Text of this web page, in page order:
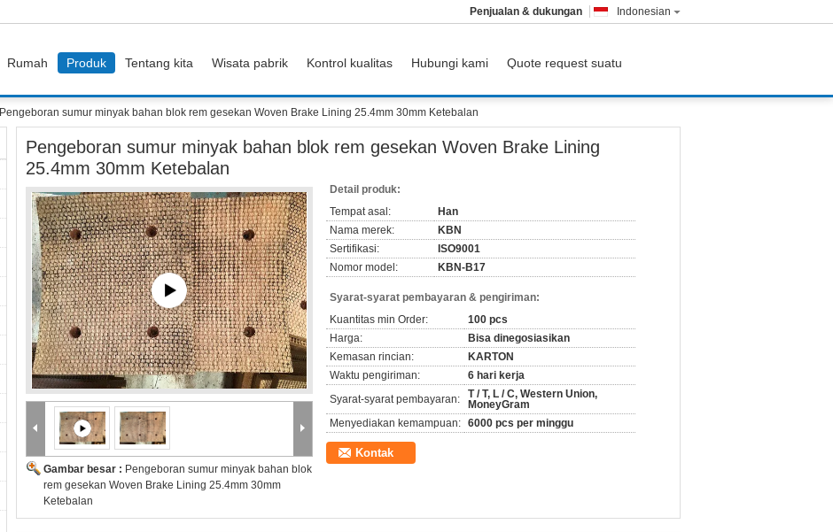
Indonesian
Penjualan & dukungan
Rumah Produk Tentang kita Wisata pabrik Kontrol kualitas Hubungi kami Quote request suatu
Pengeboran sumur minyak bahan blok rem gesekan Woven Brake Lining 25.4mm 30mm Ketebalan
Pengeboran sumur minyak bahan blok rem gesekan Woven Brake Lining
25.4mm 30mm Ketebalan
Gambar besar : Pengeboran sumur minyak bahan blok
rem gesekan Woven Brake Lining 25.4mm 30mm
Ketebalan
Detail produk:
Tempat asal:
Han
Nama merek:
KBN
Sertifikasi:
ISO9001
Nomor model:
KBN-B17
Syarat-syarat pembayaran & pengiriman:
Kuantitas min Order:
100 pcs
Harga:
Bisa dinegosiasikan
Kemasan rincian:
KARTON
Waktu pengiriman:
6 hari kerja
Syarat-syarat pembayaran:
T / T, L / C, Western Union,
MoneyGram
Menyediakan kemampuan: 6000 pcs per minggu
Kontak